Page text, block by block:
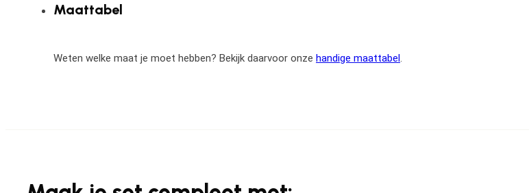
Maattabel
Weten welke maat je moet hebben? Bekijk daarvoor onze handige maattabel.